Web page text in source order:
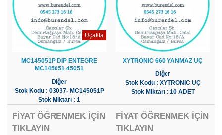
Uçakta
MC145051P DIP ENTEGRE
MC145051 45051
Diğer
Stok Kodu : 03037- MC145051P
Stok Miktarı : 1
FİYAT ÖĞRENMEK İÇİN
TIKLAYIN
XYTRONIC 660 YANMAZ UÇ
Diğer
Stok Kodu : XYTRONIC UÇ
Stok Miktarı : 10 ADET
FİYAT ÖĞRENMEK İÇİN
TIKLAYIN